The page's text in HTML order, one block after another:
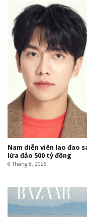
Nam diễn viên lao đao
lừa đảo 500 tỷ đồng
6 Tháng 8, 2026